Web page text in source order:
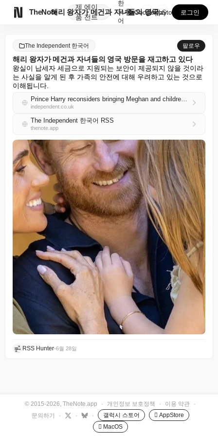
TheNote
제
품
에이
전트
해리 왕자가 메건과 자녀들의 영국 방문을 재고하고 있다
한
국
어
GooglePlay
AppStore 로그인
The Independent 한국어 팔로우
해리 왕자가 메건과 자녀들의 영국 방문을 재고하고 있다
왕실이 납세자 세금으로 지원되는 보안이 제공되지 않을 것이라
는 사실을 알게 된 후 가족의 안전에 대해 우려하고 있는 것으로
이해됩니다.
Prince Harry reconsiders bringing Meghan and children to UK
independent.co.uk
The Independent 한국어 RSS
thenote.app
RSS Hunter•6월 28일
© 2015-2026, TheNote.app · 개인정보 보호정책 · 이용 약관
·
문의하기
· · · 갤럭시 스토어
 AppStore
 MacOS